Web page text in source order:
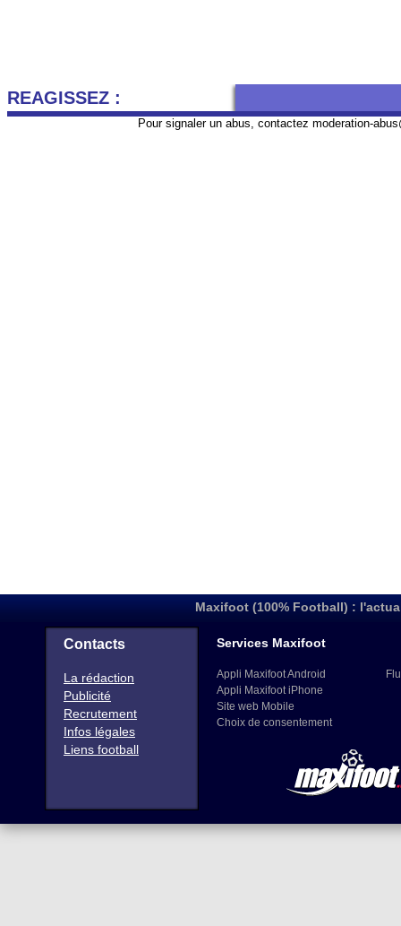
REAGISSEZ :
Pour signaler un abus, contactez moderation-
Maxifoot (100% Football) :
Contacts
La rédaction
Publicité
Recrutement
Infos légales
Liens football
Services Maxifoot
Appli Maxifoot Android
Appli Maxifoot iPhone
Site web Mobile
Choix de consentement